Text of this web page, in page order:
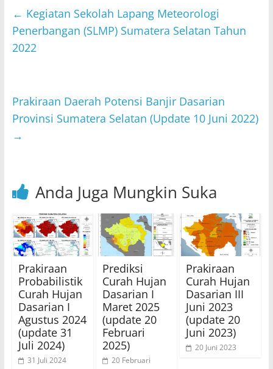
s
A
er e
b
k
l
← Kegiatan Sekolah Lapang Meteorologi
Penerbangan (SLMP) Sumatera Selatan Tahun
2022
Prakiraan Daerah Potensi Banjir Dasarian
Provinsi Sumatera Selatan (Update 10 Juni 2022)
→
Anda Juga Mungkin Suka
Prakiraan
Probabilistik
Curah Hujan
Dasarian I
Agustus 2024
(update 31
Juli 2024)
31 Juli 2024
Prediksi
Curah Hujan
Dasarian I
Maret 2025
(update 20
Februari
2025)
20 Februari
Prakiraan
Curah Hujan
Dasarian III
Juni 2023
(update 20
Juni 2023)
20 Juni 2023